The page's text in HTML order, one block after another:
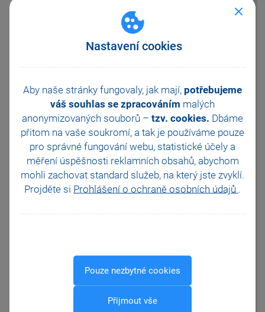
Nastavení cookies
Aby naše stránky fungovaly, jak mají, potřebujeme
váš souhlas se zpracováním malých
anonymizovaných souborů – tzv. cookies. Dbáme
přitom na vaše soukromí, a tak je používáme pouze
pro správné fungování webu, statistické účely a
měření úspěšnosti reklamních obsahů, abychom
mohli zachovat standard služeb, na který jste zvyklí.
Projděte si Prohlášení o ochraně osobních údajů .
Pouze nezbytné cookies
Přijmout vše
změně v agendě Prodejní ceny,
sloupci Prodejní DPH zůstane
na 720,- s DPH, ve formuláři v
roku. U dané zásoby zůstala
cena Prodejní 720,- s DPH (ve
sloupci Prodejní DPH). Ve
formuláři v poli DPH nákup a
DPH prodej uvidíte novou
sazbu 21 %.
Následně provedete přecenění
prodejních cen. Zvolíte agendu
Záznam/Přecenění prodejních
cen…V dialogovém okně
726,- (prodejní s DPH).
agendě Zásoby zálohujte Vaší